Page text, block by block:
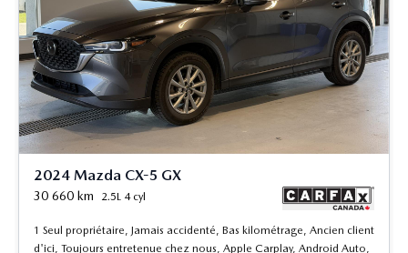
2024 Mazda CX-5 GX
30 660 km 2.5L 4 cyl
1 Seul propriétaire, Jamais accidenté, Bas kilométrage, Ancien client
d'ici, Toujours entretenue chez nous, Apple Carplay, Android Auto,